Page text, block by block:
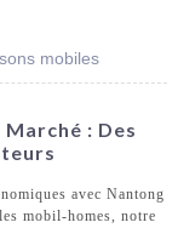
mobiles
: Des
avec Nantong
mobil-homes, notre